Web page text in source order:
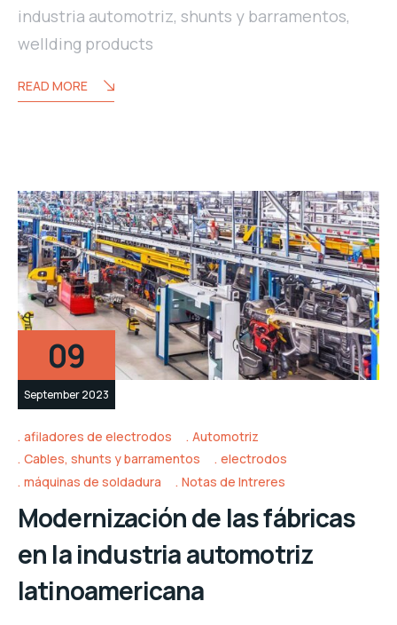
industria automotriz, shunts y barramentos,
wellding products
READ MORE
09
September 2023
afiladores de electrodos
Automotriz
Cables, shunts y barramentos
electrodos
máquinas de soldadura
Notas de Intreres
Modernización de las fábricas
en la industria automotriz
latinoamericana